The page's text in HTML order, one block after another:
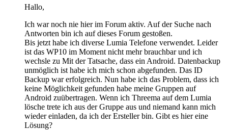
Hallo,
Ich war noch nie hier im Forum aktiv. Auf der Suche nach
Antworten bin ich auf dieses Forum gestoßen.
Bis jetzt habe ich diverse Lumia Telefone verwendet. Leider
ist das WP10 im Moment nicht mehr brauchbar und ich
wechsle zu Mit der Tatsache, dass ein Android. Datenbackup
unmöglich ist habe ich mich schon abgefunden. Das ID
Backup war erfolgreich. Nun habe ich das Problem, dass ich
keine Möglichkeit gefunden habe meine Gruppen auf
Android zuübertragen. Wenn ich Threema auf dem Lumia
lösche trete ich aus der Gruppe aus und niemand kann mich
wieder einladen, da ich der Ersteller bin. Gibt es hier eine
Lösung?